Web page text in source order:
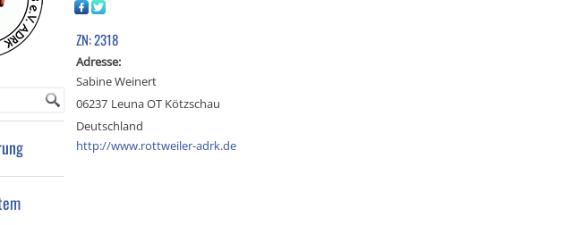
ZN: 2318
Adresse:
Sabine Weinert
06237 Leuna OT Kötzschau
Deutschland
http://www.rottweiler-adrk.de